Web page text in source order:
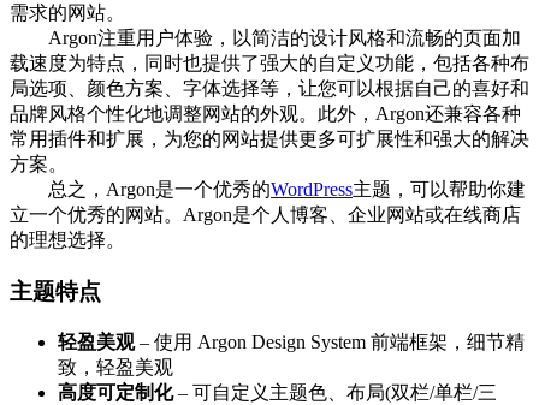
需求的网站。
Argon注重用户体验，以简洁的设计风格和流畅的页面加
载速度为特点，同时也提供了强大的自定义功能，包括各种布
局选项、颜色方案、字体选择等，让您可以根据自己的喜好和
品牌风格个性化地调整网站的外观。此外，Argon还兼容各种
常用插件和扩展，为您的网站提供更多可扩展性和强大的解决
方案。
总之，Argon是一个优秀的WordPress主题，可以帮助你建
立一个优秀的网站。Argon是个人博客、企业网站或在线商店
的理想选择。
主题特点
轻盈美观– 使用 Argon Design System 前端框架，细节精
致，轻盈美观
高度可定制化– 可自定义主题色、布局(双栏/单栏/三